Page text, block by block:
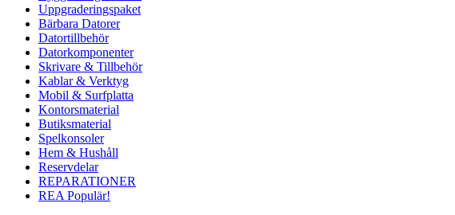
Uppgraderingspaket
Bärbara Datorer
Datortillbehör
Datorkomponenter
Skrivare & Tillbehör
Kablar & Verktyg
Mobil & Surfplatta
Kontorsmaterial
Butiksmaterial
Spelkonsoler
Hem & Hushåll
Reservdelar
REPARATIONER
REA Populär!